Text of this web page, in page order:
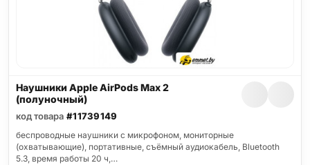
Наушники Apple AirPods Max 2
(полуночный)
код товара #11739149
беспроводные наушники с микрофоном, мониторные
(охватывающие), портативные, съёмный аудиокабель, Bluetooth
5.3, время работы 20 ч,…